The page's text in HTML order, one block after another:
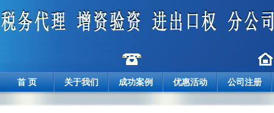
首 页 关于我们 成功案例 优惠活动 公司注册